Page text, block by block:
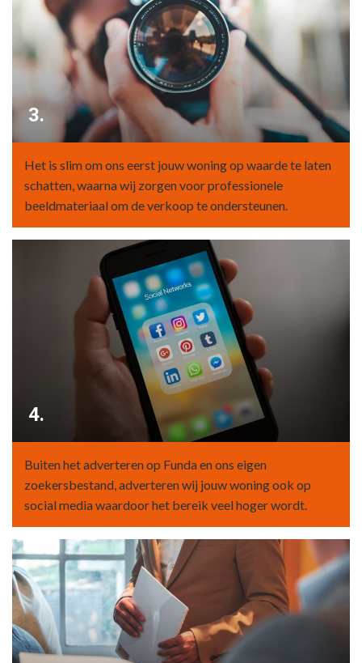
3.
Het is slim om ons eerst jouw woning op waarde te laten
schatten, waarna wij zorgen voor professionele
beeldmateriaal om de verkoop te ondersteunen.
4.
Buiten het adverteren op Funda en ons eigen
zoekersbestand, adverteren wij jouw woning ook op
social media waardoor het bereik veel hoger wordt.